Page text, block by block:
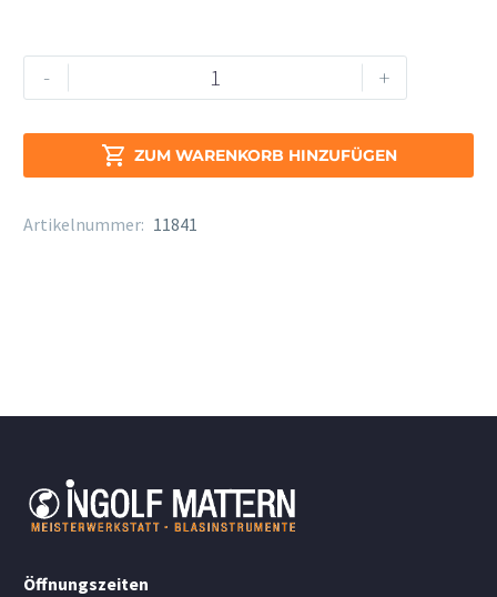
-
Keilwerth
SX
Alt
Menge
+
 ZUM WARENKORB HINZUFÜGEN
Alternative:
Artikelnummer: 11841
Öffnungszeiten